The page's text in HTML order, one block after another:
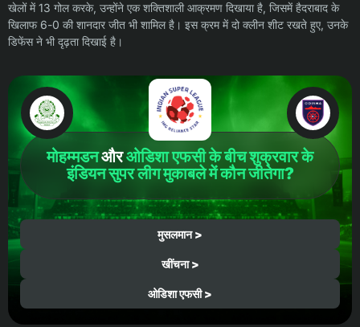
खेलों में 13 गोल करके, उन्होंने एक शक्तिशाली आक्रमण दिखाया है, जिसमें हैदराबाद के
खिलाफ 6-0 की शानदार जीत भी शामिल है। इस क्रम में दो क्लीन शीट रखते हुए, उनके
डिफेंस ने भी दृढ़ता दिखाई है।
मोहम्मडनऔरओडिशा एफसी के बीचशुक्रवार के
इंडियन सुपर लीगमुकाबले में कौन जीतेगा?
मुसलमान >
खींचना >
ओडिशा एफसी >